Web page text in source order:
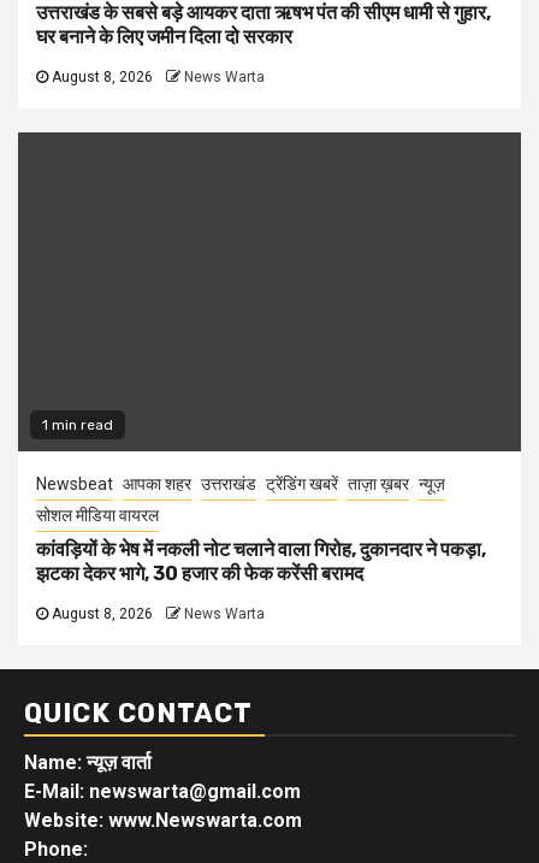
उत्तराखंड के सबसे बड़े आयकर दाता ऋषभ पंत की सीएम धामी से गुहार,
घर बनाने के लिए जमीन दिला दो सरकार
August 8, 2026 News Warta
1 min read
Newsbeat आपका शहर उत्तराखंड ट्रेंडिंग खबरें ताज़ा ख़बर न्यूज़
सोशल मीडिया वायरल
कांवड़ियों के भेष में नकली नोट चलाने वाला गिरोह, दुकानदार ने पकड़ा,
झटका देकर भागे, 30 हजार की फेक करेंसी बरामद
August 8, 2026 News Warta
QUICK CONTACT
Name: न्यूज़ वार्ता
E-Mail: newswarta@gmail.com
Website: www.Newswarta.com
Phone: